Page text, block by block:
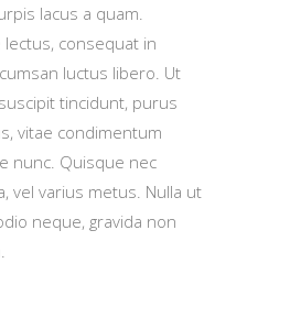
lacus a quam.
consequat in
luctus libero. Ut
tincidunt, purus
vitae condimentum
nunc. Quisque nec
vel varius metus. Nulla ut
neque, gravida non